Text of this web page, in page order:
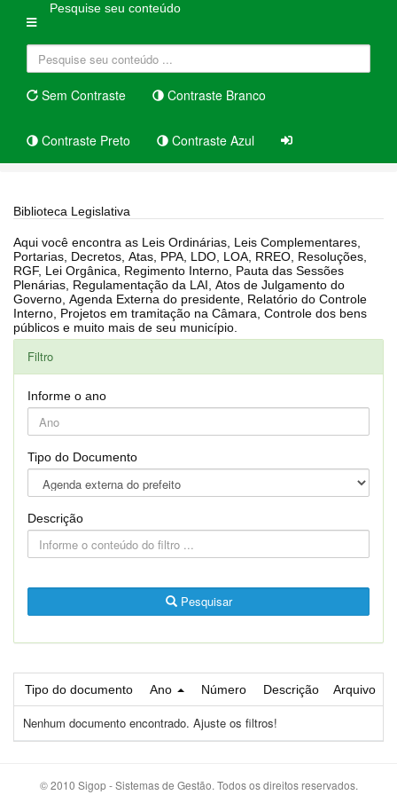
Pesquise seu conteúdo
Sem Contraste Contraste Branco
Contraste Preto Contraste Azul
Biblioteca Legislativa
Aqui você encontra as Leis Ordinárias, Leis Complementares,
Portarias, Decretos, Atas, PPA, LDO, LOA, RREO, Resoluções,
RGF, Lei Orgânica, Regimento Interno, Pauta das Sessões
Plenárias, Regulamentação da LAI, Atos de Julgamento do
Governo, Agenda Externa do presidente, Relatório do Controle
Interno, Projetos em tramitação na Câmara, Controle dos bens
públicos e muito mais de seu município.
Filtro
Informe o ano
Tipo do Documento
Descrição
Pesquisar
Tipo do documento Ano Número Descrição Arquivo
Nenhum documento encontrado. Ajuste os filtros!
© 2010 Sigop - Sistemas de Gestão. Todos os direitos reservados.